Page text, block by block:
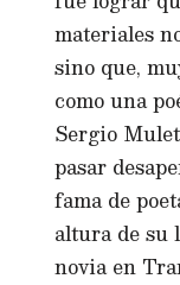
materiales
sino que,
como una
Sergio
pasar
fama de
altura de su
novia en